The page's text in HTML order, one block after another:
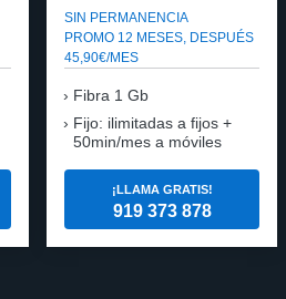
SIN PERMANENCIA
PROMO 12 MESES, DESPUÉS
45,90€/MES
Fibra 1 Gb
Fijo: ilimitadas a fijos +
50min/mes a móviles
¡LLAMA GRATIS!
919 373 878